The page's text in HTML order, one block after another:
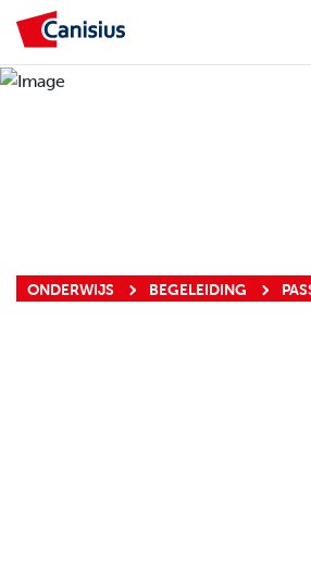
ONDERWIJS BEGELEIDING